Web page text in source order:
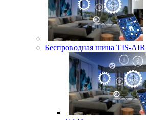
Беспроводная шина TIS-AIR